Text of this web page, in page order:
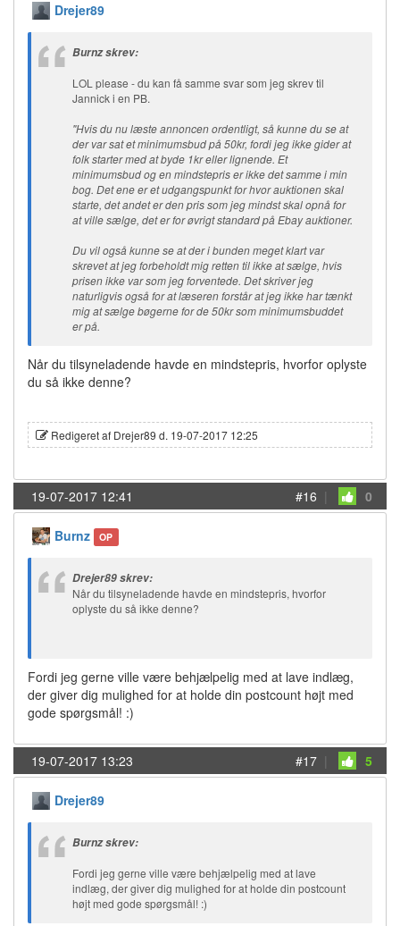
Drejer89
Burnz skrev:
LOL please - du kan få samme svar som jeg skrev til
Jannick i en PB.
"Hvis du nu læste annoncen ordentligt, så kunne du se at
der var sat et minimumsbud på 50kr, fordi jeg ikke gider at
folk starter med at byde 1kr eller lignende. Et
minimumsbud og en mindstepris er ikke det samme i min
bog. Det ene er et udgangspunkt for hvor auktionen skal
starte, det andet er den pris som jeg mindst skal opnå for
at ville sælge, det er for øvrigt standard på Ebay auktioner.
Du vil også kunne se at der i bunden meget klart var
skrevet at jeg forbeholdt mig retten til ikke at sælge, hvis
prisen ikke var som jeg forventede. Det skriver jeg
naturligvis også for at læseren forstår at jeg ikke har tænkt
mig at sælge bøgerne for de 50kr som minimumsbuddet
er på.
Når du tilsyneladende havde en mindstepris, hvorfor oplyste
du så ikke denne?
Redigeret af Drejer89 d. 19-07-2017 12:25
19-07-2017 12:41 #16 | 0
Burnz OP
Drejer89 skrev:
Når du tilsyneladende havde en mindstepris, hvorfor
oplyste du så ikke denne?
Fordi jeg gerne ville være behjælpelig med at lave indlæg,
der giver dig mulighed for at holde din postcount højt med
gode spørgsmål! :)
19-07-2017 13:23 #17 | 5
Drejer89
Burnz skrev:
Fordi jeg gerne ville være behjælpelig med at lave
indlæg, der giver dig mulighed for at holde din postcount
højt med gode spørgsmål! :)